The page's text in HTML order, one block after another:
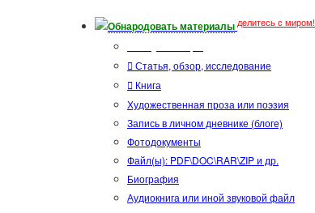
Обнародовать материалы делитесь с миром!
Статья, обзор, исследование
Книга
Художественная проза или поэзия
Запись в личном дневнике (блоге)
Фотодокументы
Файл(ы): PDF\DOC\RAR\ZIP и др.
Биография
Аудиокнига или иной звуковой файл